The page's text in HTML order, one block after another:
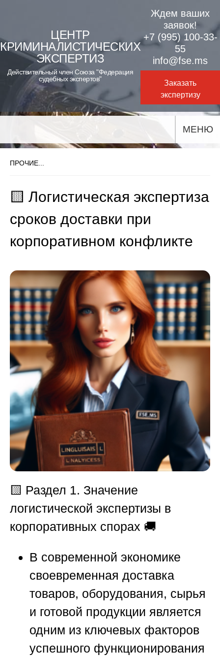
content
ЦЕНТР
КРИМИНАЛИСТИЧЕСКИХ
ЭКСПЕРТИЗ
Действительный член Союза "Федерация
судебных экспертов"
Ждем ваших
заявок!
+7 (995) 100-33-
55
info@fse.ms
Заказать
экспертизу
МЕНЮ
ПРОЧИЕ...
🟨 Логистическая экспертиза
сроков доставки при
корпоративном конфликте
🟨 Раздел 1. Значение
логистической экспертизы в
корпоративных спорах 🚚
В современной экономике
своевременная доставка
товаров, оборудования, сырья
и готовой продукции является
одним из ключевых факторов
успешного функционирования